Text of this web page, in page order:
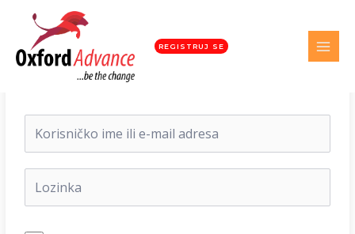
REGISTRUJ SE
Dobrodošli nazad!